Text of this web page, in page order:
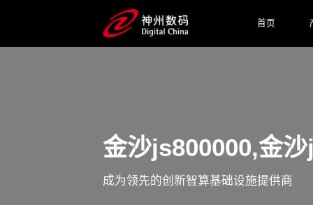
首页
金沙js800000,金
成为领先的创新智算基础设施提供商